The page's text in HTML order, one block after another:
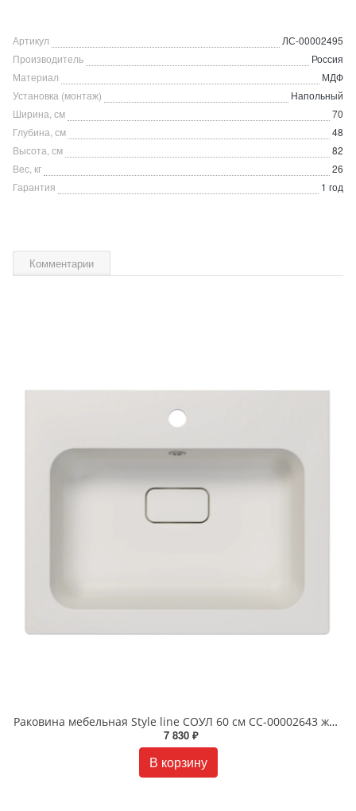
Артикул
ЛС-00002495
Производитель
Россия
Материал
МДФ
Установка (монтаж)
Напольный
Ширина, см
70
Глубина, см
48
Высота, см
82
Вес, кг
26
Гарантия
1 год
Комментарии
Раковина мебельная Style line СОУЛ 60 см СС-00002643 жасмин
7 830 ₽
В корзину